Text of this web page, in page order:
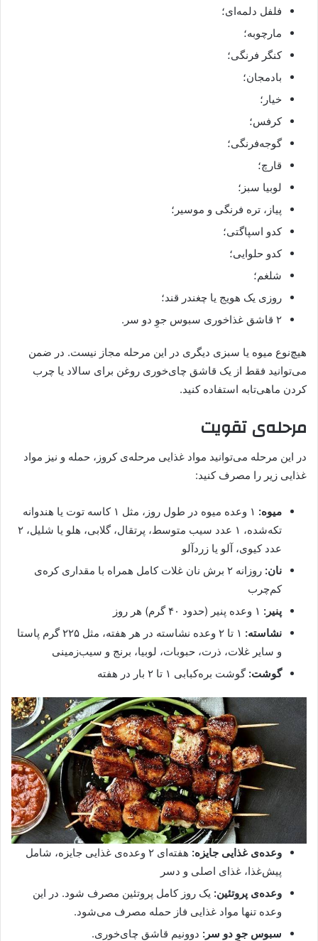
فلفل دلمه‌ای؛
مارچوبه؛
کنگر فرنگی؛
بادمجان؛
خیار؛
کرفس؛
گوجه‌فرنگی؛
قارچ؛
لوبیا سبز؛
پیاز، تره فرنگی و موسیر؛
کدو اسپاگتی؛
كدو حلوايی؛
شلغم؛
روزی یک هویج یا چغندر قند؛
۲ قاشق غذاخوری سبوس جوِ دو سر.
هیچ‌نوع میوه یا سبزی دیگری در این مرحله مجاز نیست. در ضمن
می‌توانید فقط از یک قاشق چای‌خوری روغن برای سالاد یا چرب
کردن ماهی‌تابه استفاده کنید.
مرحله‌ی تقویت
در این مرحله می‌توانید مواد غذایی مرحله‌ی کروز، حمله و نیز مواد
غذایی زیر را مصرف کنید:
میوه:
۱ وعده میوه در طول روز، مثل ۱ کاسه توت یا هندوانه
تکه‌شده، ۱ عدد سیب متوسط، پرتقال، گلابی، هلو یا شلیل، ۲
عدد کیوی، آلو یا زردآلو
نان:
روزانه ۲ برش نان غلات کامل همراه با مقداری کره‌ی
کم‌چرب
پنیر:
نشاسته:
۱ تا ۲ وعده نشاسته در هر هفته، مثل ۲۲۵ گرم پاستا
و سایر غلات، ذرت، حبوبات، لوبیا، برنج و سیب‌زمینی
گوشت: گوشت بره‌کبابی ۱ تا ۲ بار در هفته
وعده‌ی غذایی جایزه:
هفته‌ای ۲ وعده‌ی غذایی جایزه، شامل
پیش‌غذا، غذای اصلی و دسر
وعده‌ی پروتئین: یک روز کامل پروتئین مصرف شود. در این
وعده تنها مواد غذایی فاز حمله مصرف می‌شود.
سبوس جوِ دو سر: دوونیم قاشق چای‌خوری.